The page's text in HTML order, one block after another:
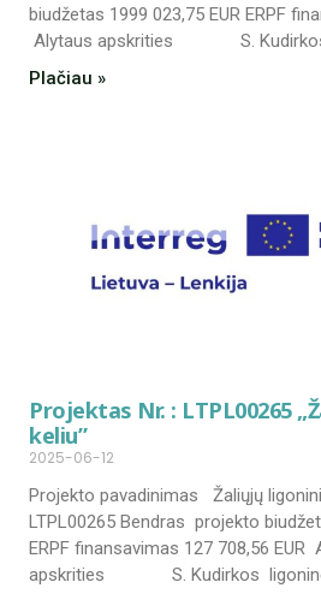
biudžetas 1999 023,75 EUR ERPF
Alytaus apskrities S.
Plačiau »
Projektas Nr. : LTPL00265
keliu”
2025-06-12
Projekto pavadinimas Žaliųjų
LTPL00265 Bendras projekto
ERPF finansavimas 127 708,56 EUR
apskrities S. Kudirkos